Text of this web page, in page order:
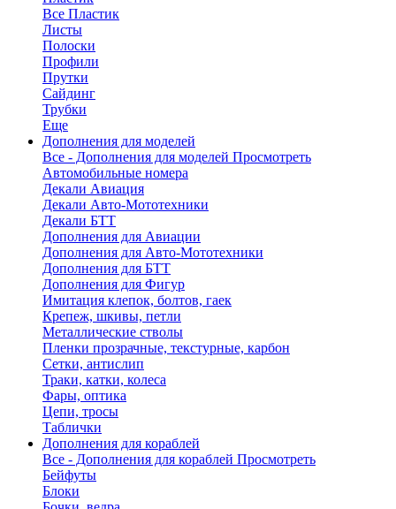
Все Пластик
Листы
Полоски
Профили
Прутки
Сайдинг
Трубки
Еще
Дополнения для моделей
Все - Дополнения для моделей Просмотреть
Автомобильные номера
Декали Авиация
Декали Авто-Мототехники
Декали БТТ
Дополнения для Авиации
Дополнения для Авто-Мототехники
Дополнения для БТТ
Дополнения для Фигур
Имитация клепок, болтов, гаек
Крепеж, шкивы, петли
Металлические стволы
Пленки прозрачные, текстурные, карбон
Сетки, антислип
Траки, катки, колеса
Фары, оптика
Цепи, тросы
Таблички
Дополнения для кораблей
Все - Дополнения для кораблей Просмотреть
Бейфуты
Блоки